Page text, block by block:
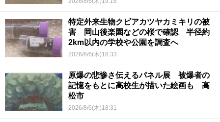
特定外来生物クビアカツヤカミキリの被
害 岡山後楽園などの桜で確認 半径約
2km以内の学校や公園を調査へ
2026/8/6(木)18:33
原爆の悲惨さ伝えるパネル展 被爆者の
記憶をもとに高校生が描いた絵画も 高
松市
2026/8/6(木)18:31